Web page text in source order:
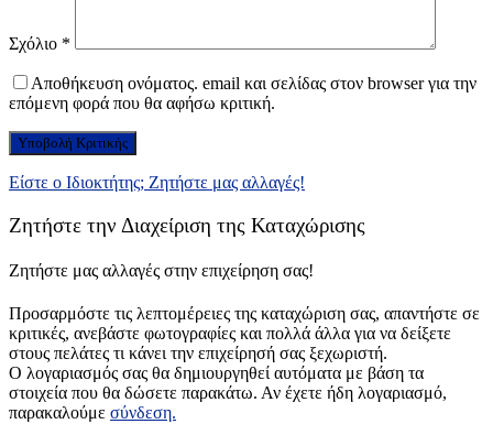
Σχόλιο *
Αποθήκευση ονόματος. email και σελίδας στον browser για την
επόμενη φορά που θα αφήσω κριτική.
Είστε ο Ιδιοκτήτης; Ζητήστε μας αλλαγές!
Ζητήστε την Διαχείριση της Καταχώρισης
Ζητήστε μας αλλαγές στην επιχείρηση σας!
Προσαρμόστε τις λεπτομέρειες της καταχώριση σας, απαντήστε σε
κριτικές, ανεβάστε φωτογραφίες και πολλά άλλα για να δείξετε
στους πελάτες τι κάνει την επιχείρησή σας ξεχωριστή.
Ο λογαριασμός σας θα δημιουργηθεί αυτόματα με βάση τα
στοιχεία που θα δώσετε παρακάτω. Αν έχετε ήδη λογαριασμό,
παρακαλούμε σύνδεση.